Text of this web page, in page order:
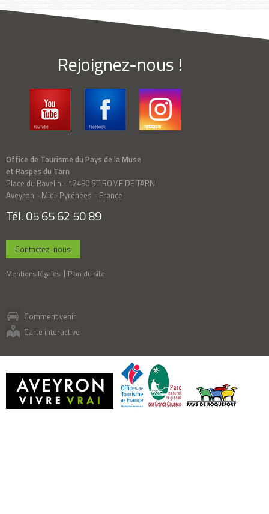
Rejoignez-nous !
Office de Tourisme du Pays de la Muse
et Raspes du Tarn
Place du Ravelin - 12490 ST ROME DE TARN
Aveyron - Midi-Pyrénées - France
Tél. 05 65 62 50 89
Contactez-nous
Mentions légales Plan du site
Comment venir
Carte interactive